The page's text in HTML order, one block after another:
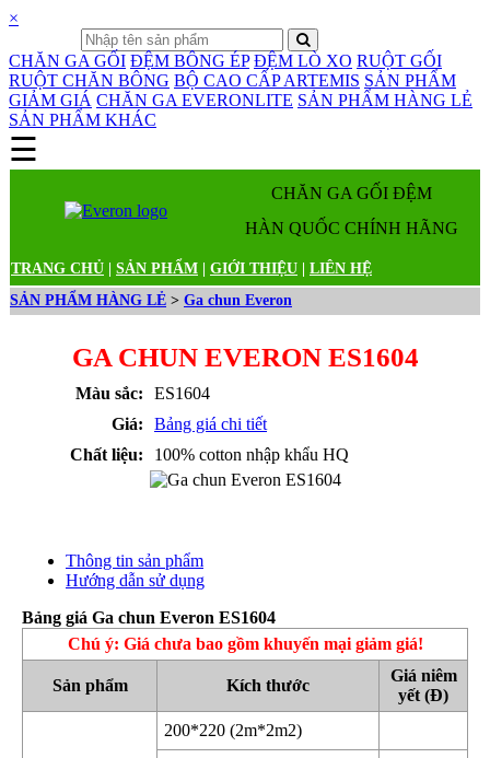
×
CHĂN GA GỐI ĐỆM BÔNG ÉP ĐỆM LÒ XO RUỘT GỐI
RUỘT CHĂN BÔNG BỘ CAO CẤP ARTEMIS SẢN PHẨM
GIẢM GIÁ CHĂN GA EVERONLITE SẢN PHẨM HÀNG LẺ
SẢN PHẨM KHÁC
☰
CHĂN GA GỐI ĐỆM
HÀN QUỐC CHÍNH HÃNG
TRANG CHỦ SẢN PHẨM GIỚI THIỆU
LIÊN HỆ
SẢN PHẨM HÀNG LẺ > Ga chun Everon
GA CHUN EVERON ES1604
Màu sắc:
ES1604
Giá:
Bảng giá chi tiết
Chất liệu:
100% cotton nhập khẩu HQ
Thông tin sản phẩm
Hướng dẫn sử dụng
Bảng giá Ga chun Everon ES1604
Chú ý: Giá chưa bao gồm khuyến mại giảm giá!
Sản phẩm Kích thước
Giá niêm
yết (Đ)
200*220 (2m*2m2)